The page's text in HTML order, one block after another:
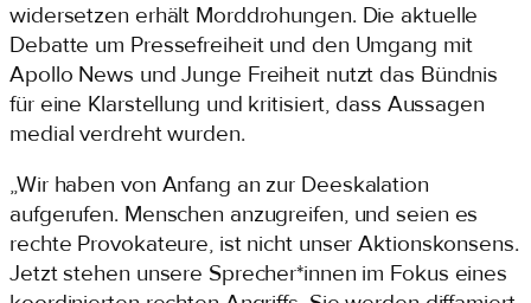
widersetzen erhält Morddrohungen. Die aktuelle
Debatte um Pressefreiheit und den Umgang mit
Apollo News und Junge Freiheit nutzt das Bündnis
für eine Klarstellung und kritisiert, dass Aussagen
medial verdreht wurden.
„Wir haben von Anfang an zur Deeskalation
aufgerufen. Menschen anzugreifen, und seien es
rechte Provokateure, ist nicht unser Aktionskonsens.
Jetzt stehen unsere Sprecher*innen im Fokus eines